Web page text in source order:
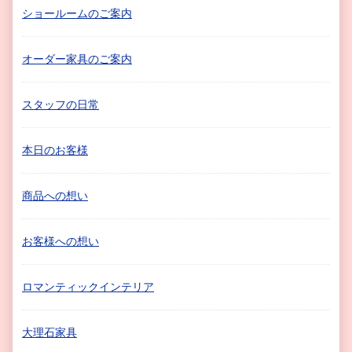
ショールームのご案内
オーダー家具のご案内
スタッフの日常
本日のお客様
商品への想い
お客様への想い
ロマンティックインテリア
大理石家具